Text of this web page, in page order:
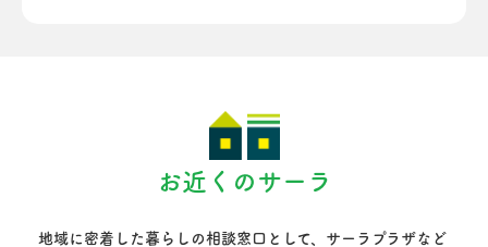
お近くのサーラ
地域に密着した暮らしの相談窓口として、サーラプラザなど